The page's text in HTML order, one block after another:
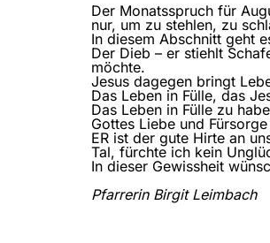
Der Monatsspruch für
nur, um zu stehlen, zu
In diesem Abschnitt geht
Der Dieb – er stiehlt
möchte.
Jesus dagegen bringt
Das Leben in Fülle, das
Das Leben in Fülle zu
Gottes Liebe und
ER ist der gute Hirte an
Tal, fürchte ich kein
In dieser Gewissheit
Pfarrerin Birgit Leimbach